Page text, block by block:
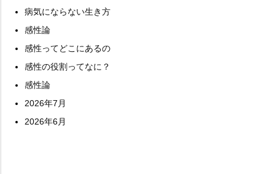
病気にならない生き方
感性論
感性ってどこにあるの
感性の役割ってなに？
感性論
2026年7月
2026年6月